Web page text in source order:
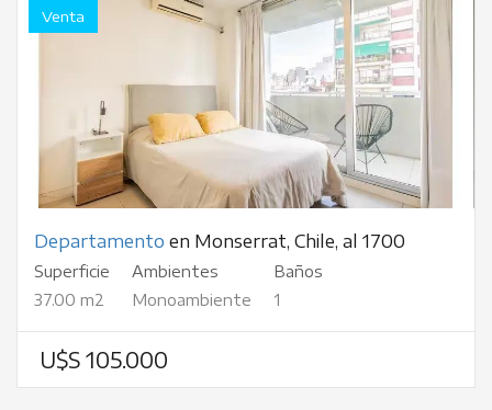
Venta
Departamento en Monserrat, Chile, al 1700
Superficie
37.00 m2
Ambientes
Monoambiente
Baños
1
U$S 105.000